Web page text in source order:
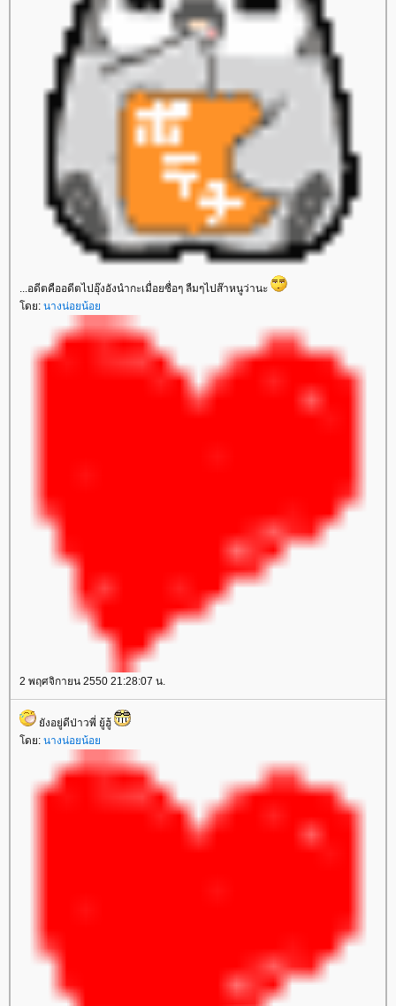
...อดีตคืออดีตไปอุ๊งอังนำกะเมื่อยซื่อๆ ลืมๆไปส๊าหนูว่านะ
ดย: นางน่อยน้อ
2 พฤศจิกายน 2550 21:28:07 น.
ังอยู่ดีป่าวพี่ ยู้ฮู้
ดย: นางน่อยน้อ